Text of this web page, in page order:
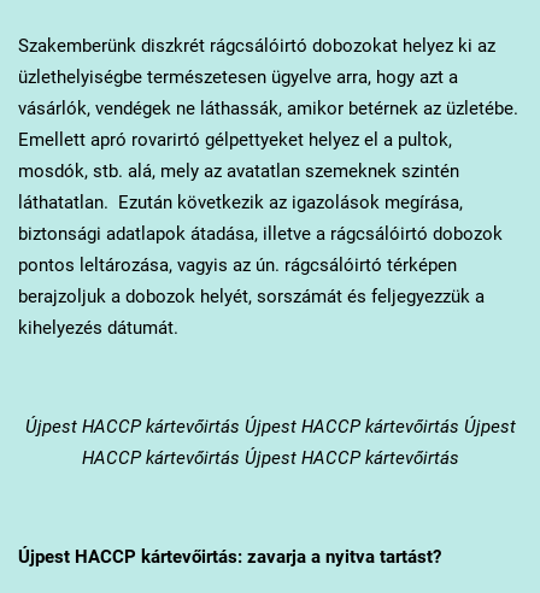
Szakemberünk diszkrét rágcsálóirtó dobozokat helyez ki az
üzlethelyiségbe természetesen ügyelve arra, hogy azt a
vásárlók, vendégek ne láthassák, amikor betérnek az üzletébe.
Emellett apró rovarirtó gélpettyeket helyez el a pultok,
mosdók, stb. alá, mely az avatatlan szemeknek szintén
láthatatlan. Ezután következik az igazolások megírása,
biztonsági adatlapok átadása, illetve a rágcsálóirtó dobozok
pontos leltározása, vagyis az ún. rágcsálóirtó térképen
berajzoljuk a dobozok helyét, sorszámát és feljegyezzük a
kihelyezés dátumát.
ÚjpestHACCP kártevőirtás Újpest HACCP kártevőirtás Újpest
HACCP kártevőirtás Újpest HACCP kártevőirtás
Újpest HACCP kártevőirtás: zavarja a nyitva tartást?